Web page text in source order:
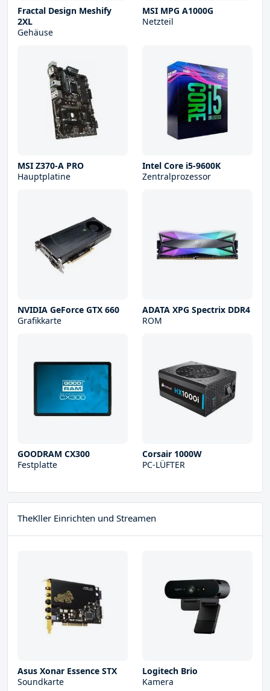
Fractal Design Meshify
2XL
Gehäuse
MSI MPG A1000G
Netzteil
MSI Z370-A PRO
Hauptplatine
Intel Core i5-9600K
Zentralprozessor
NVIDIA GeForce GTX 660
Grafikkarte
ADATA XPG Spectrix DDR4
ROM
GOODRAM CX300
Festplatte
Corsair 1000W
PC-LÜFTER
TheKller Einrichten und Streamen
Asus Xonar Essence STX
Soundkarte
Logitech Brio
Kamera